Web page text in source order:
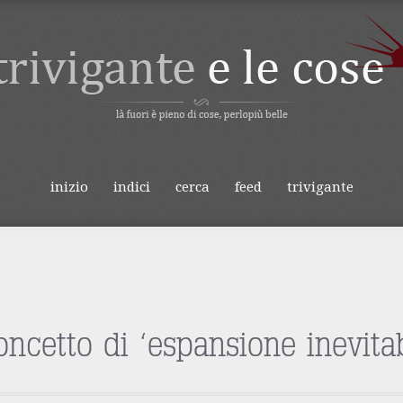
E LE
inizio indici cerca feed trivigante
di ‘espansione